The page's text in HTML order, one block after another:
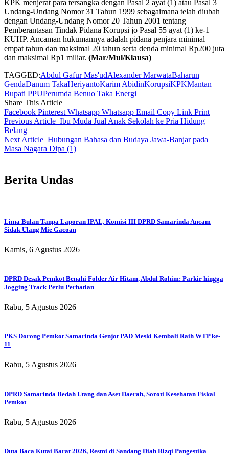
KPK menjerat para tersangka dengan Pasal 2 ayat (1) atau Pasal 3
Undang-Undang Nomor 31 Tahun 1999 sebagaimana telah diubah
dengan Undang-Undang Nomor 20 Tahun 2001 tentang
Pemberantasan Tindak Pidana Korupsi jo Pasal 55 ayat (1) ke-1
KUHP. Ancaman hukumannya adalah pidana penjara minimal
empat tahun dan maksimal 20 tahun serta denda minimal Rp200 juta
dan maksimal Rp1 miliar. (Mar/Mul/Klausa)
TAGGED:Abdul Gafur Mas'udAlexander MarwataBaharun
GendaDanum TakaHeriyantoKarim AbidinKorupsiKPKMantan
Bupati PPUPerumda Benuo Taka Energi
Share This Article
Facebook Pinterest Whatsapp Whatsapp Email Copy Link Print
Previous Article Ibu Muda Jual Anak Sekolah ke Pria Hidung
Belang
Next Article Hubungan Bahasa dan Budaya Jawa-Banjar pada
Masa Nagara Dipa (1)
Berita Undas
Lima Bulan Tanpa Laporan IPAL, Komisi III DPRD Samarinda Ancam
Sidak Ulang Mie Gacoan
Kamis, 6 Agustus 2026
DPRD Desak Pemkot Benahi Folder Air Hitam, Abdul Rohim: Parkir hingga
Jogging Track Perlu Perhatian
Rabu, 5 Agustus 2026
PKS Dorong Pemkot Samarinda Genjot PAD Meski Kembali Raih WTP ke-
11
Rabu, 5 Agustus 2026
DPRD Samarinda Bedah Utang dan Aset Daerah, Soroti Kesehatan Fiskal
Pemkot
Rabu, 5 Agustus 2026
Duta Baca Kutai Barat 2026, Resmi di Sandang Diah Rizqi Pangestika